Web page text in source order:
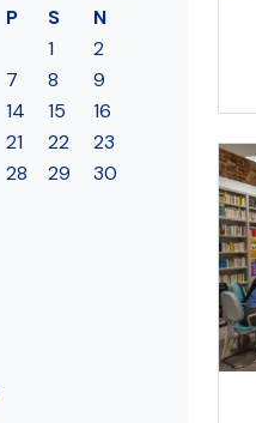
P S
N
1
2
7 8
9
14 15
16
21 22
23
28 29
30